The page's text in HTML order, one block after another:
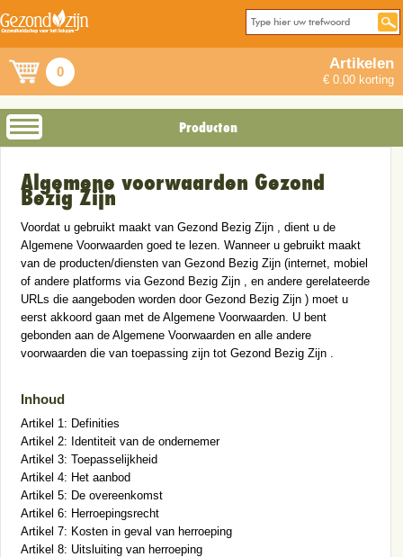
0 Artikelen
€ 0.00 korting
Producten
Algemene voorwaarden Gezond
Bezig Zijn
Voordat u gebruikt maakt van Gezond Bezig Zijn , dient u de
Algemene Voorwaarden goed te lezen. Wanneer u gebruikt maakt
van de producten/diensten van Gezond Bezig Zijn (internet, mobiel
of andere platforms via Gezond Bezig Zijn , en andere gerelateerde
URLs die aangeboden worden door Gezond Bezig Zijn ) moet u
eerst akkoord gaan met de Algemene Voorwaarden. U bent
gebonden aan de Algemene Voorwaarden en alle andere
voorwaarden die van toepassing zijn tot Gezond Bezig Zijn .
Inhoud
Artikel 1: Definities
Artikel 2: Identiteit van de ondernemer
Artikel 3: Toepasselijkheid
Artikel 4: Het aanbod
Artikel 5: De overeenkomst
Artikel 6: Herroepingsrecht
Artikel 7: Kosten in geval van herroeping
Artikel 8: Uitsluiting van herroeping